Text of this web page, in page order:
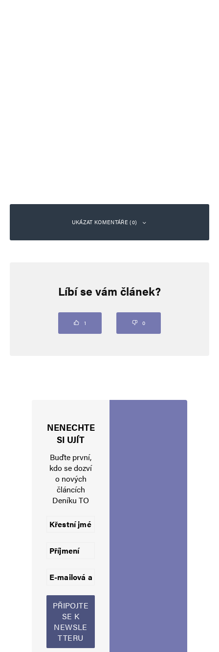
UKÁZAT KOMENTÁŘE (0)
Vaše e-mailová adresa nebude zveřejněna. Vyžadované informace jsou
Uložit do prohlížeče jméno, e-mail a webovou stránku pro budoucí
Informujte mě o nových komentářích e-mailem.
Alternative:
Líbí se vám článek?
1 0
NENECHTE
SI UJÍT
Buďte první,
kdo se dozví
o nových
článcích
Deníku TO